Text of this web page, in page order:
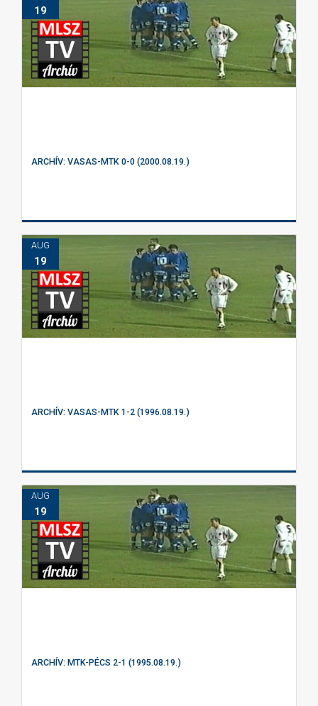
19
ARCHÍV: VASAS-MTK 0-0 (2000.08.19.)
AUG
19
ARCHÍV: VASAS-MTK 1-2 (1996.08.19.)
AUG
19
ARCHÍV: MTK-PÉCS 2-1 (1995.08.19.)